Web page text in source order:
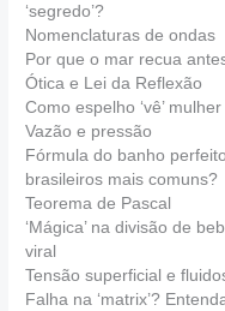
‘segredo’?
Nomenclaturas de ondas
Por que o mar recua
Ótica e Lei da Reflexão
Como espelho ‘vê’
Vazão e pressão
Fórmula do banho
brasileiros mais comuns?
Teorema de Pascal
‘Mágica’ na divisão de
viral
Tensão superficial e
Falha na ‘matrix’?